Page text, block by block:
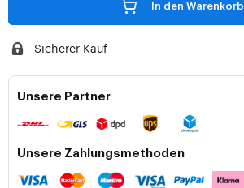
In den Warenkorb
Sicherer Kauf
Unsere Partner
Unsere Zahlungsmethoden